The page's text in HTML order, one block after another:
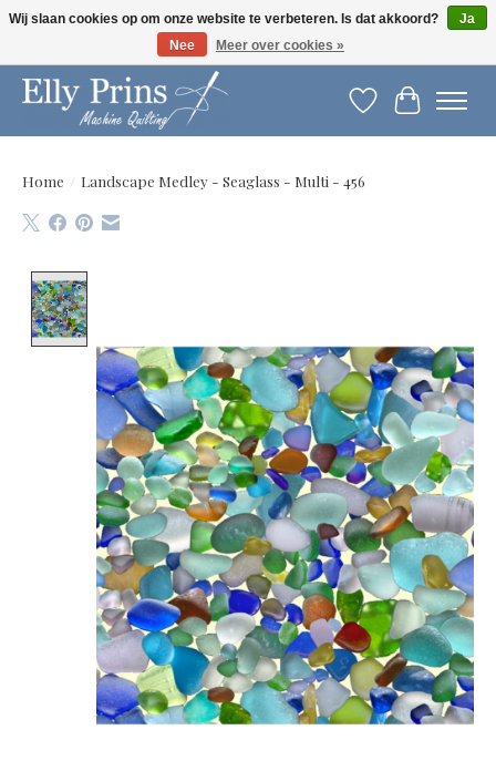
Let op: gewijzigde openingstijden!
Verlanglijst
Home / Landscape Medley - Seaglass - Multi - 456
Wij slaan cookies op om onze website te verbeteren. Is dat akkoord?
Ja
Nee
Meer over cookies »